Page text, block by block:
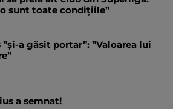
sunt toate condițiile”
”și-a găsit portar”: ”Valoarea lui
a semnat!